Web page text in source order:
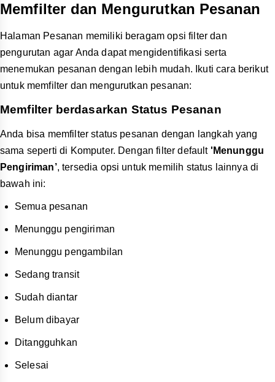
Memfilter dan Mengurutkan Pesanan
Halaman Pesanan memiliki beragam opsi filter dan
pengurutan agar Anda dapat mengidentifikasi serta
menemukan pesanan dengan lebih mudah. Ikuti cara berikut
untuk memfilter dan mengurutkan pesanan:
Memfilter berdasarkan Status Pesanan
Anda bisa memfilter status pesanan dengan langkah yang
sama seperti di Komputer. Dengan filter default 'Menunggu
Pengiriman’, tersedia opsi untuk memilih status lainnya di
bawah ini:
Semua pesanan
Menunggu pengiriman
Menunggu pengambilan
Sedang transit
Sudah diantar
Belum dibayar
Ditangguhkan
Selesai